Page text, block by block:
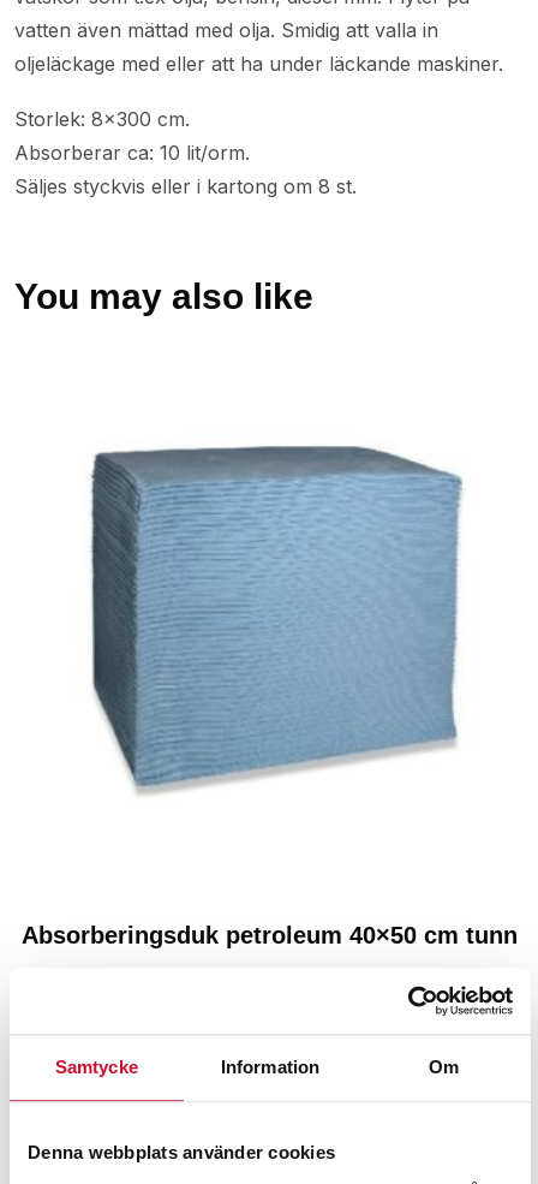
Samtycke Information Om
Denna webbplats använder cookies
vatten även mättad med olja. Smidig att valla in
oljeläckage med eller att ha under läckande maskiner.
Storlek: 8×300 cm.
Absorberar ca: 10 lit/orm.
Säljes styckvis eller i kartong om 8 st.
You may also like
Absorberingsduk petroleum 40×50 cm tunn